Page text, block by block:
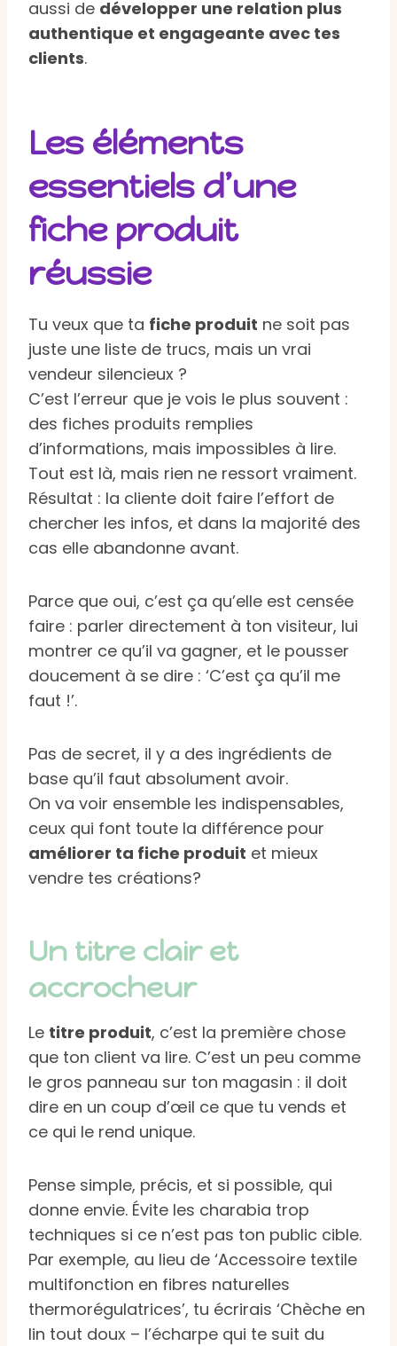
aussi de développer une relation plus
authentique et engageante avec tes
clients.
Les éléments
essentiels d’une
fiche produit
réussie
Tu veux que ta fiche produit ne soit pas
juste une liste de trucs, mais un vrai
vendeur silencieux ?
C’est l’erreur que je vois le plus souvent :
des fiches produits remplies
d’informations, mais impossibles à lire.
Tout est là, mais rien ne ressort vraiment.
Résultat : la cliente doit faire l’effort de
chercher les infos, et dans la majorité des
cas elle abandonne avant.
Parce que oui, c’est ça qu’elle est censée
faire : parler directement à ton visiteur, lui
montrer ce qu’il va gagner, et le pousser
doucement à se dire : ‘C’est ça qu’il me
faut !’.
Pas de secret, il y a des ingrédients de
base qu’il faut absolument avoir.
On va voir ensemble les indispensables,
ceux qui font toute la différence pour
améliorer ta fiche produit et mieux
vendre tes créations?
Un titre clair et
accrocheur
Le titre produit, c’est la première chose
que ton client va lire. C’est un peu comme
le gros panneau sur ton magasin : il doit
dire en un coup d’œil ce que tu vends et
ce qui le rend unique.
Pense simple, précis, et si possible, qui
donne envie. Évite les charabia trop
techniques si ce n’est pas ton public cible.
Par exemple, au lieu de ‘Accessoire textile
multifonction en fibres naturelles
thermorégulatrices’, tu écrirais ‘Chèche en
lin tout doux – l’écharpe qui te suit du